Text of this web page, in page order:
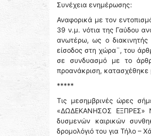
Συνέχεια ενημέρωσης:
Αναφορικά με τον
39 ν.μ. νότια της Γαύδου
ανωτέρω, ως ο
είσοδος στη χώρα¨, του
σε συνδυασμό με το
προανάκριση, κατασχέθηκε
*****
Τις μεσημβρινές ώρες
«ΔΩΔΕΚΑΝΗΣΟΣ ΕΞΠΡΕΣ»
δυσμενών καιρικών
δρομολόγιό του για Τήλο –